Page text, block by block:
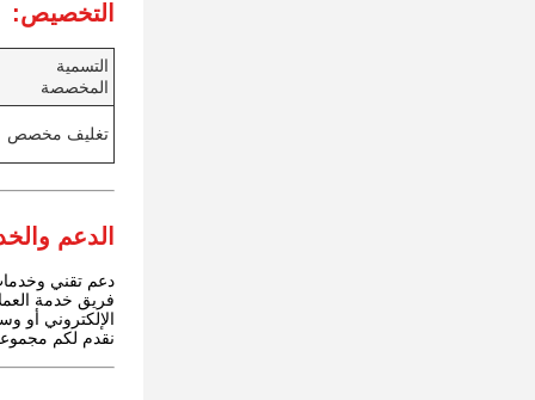
التخصيص:
التسمية
المخصصة
تغليف مخصص
الدعم
دعم تقني
فريق خدمة
الإلكتروني أو
نقدم لكم